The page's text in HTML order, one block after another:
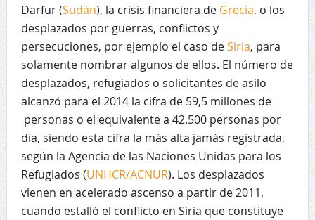
Darfur (Sudán), la crisis financiera de Grecia, o los
desplazados por guerras, conflictos y
persecuciones, por ejemplo el caso deSiria, para
solamente nombrar algunos de ellos. El número de
desplazados, refugiados o solicitantes de asilo
alcanzó para el 2014 la cifra de 59,5 millones de
personas o el equivalente a 42.500 personas por
día, siendo esta cifra la más alta jamás registrada,
según la Agencia de las Naciones Unidas para los
Refugiados (UNHCR/ACNUR). Los desplazados
vienen en acelerado ascenso a partir de 2011,
cuando estalló el conflicto en Siria que constituye